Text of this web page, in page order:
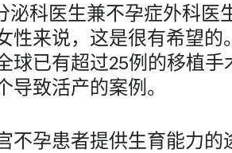
泌科医生兼不孕症外科医
性来说，这是很有希望
球已有超过25例的移植
导致活产的案例。
不孕患者提供生育能力的